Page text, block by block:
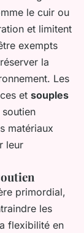
le cuir ou
et limitent
exempts
la
Les
et souples
matériaux
leur
primordial,
les
flexibilité en